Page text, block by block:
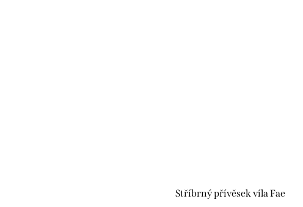
Stříbrný přívěsek víla Fae